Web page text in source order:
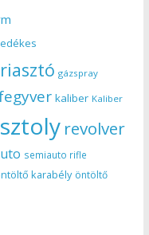
gázspray
kaliber Kaliber
revolver
semiauto rifle
karabély öntöltő